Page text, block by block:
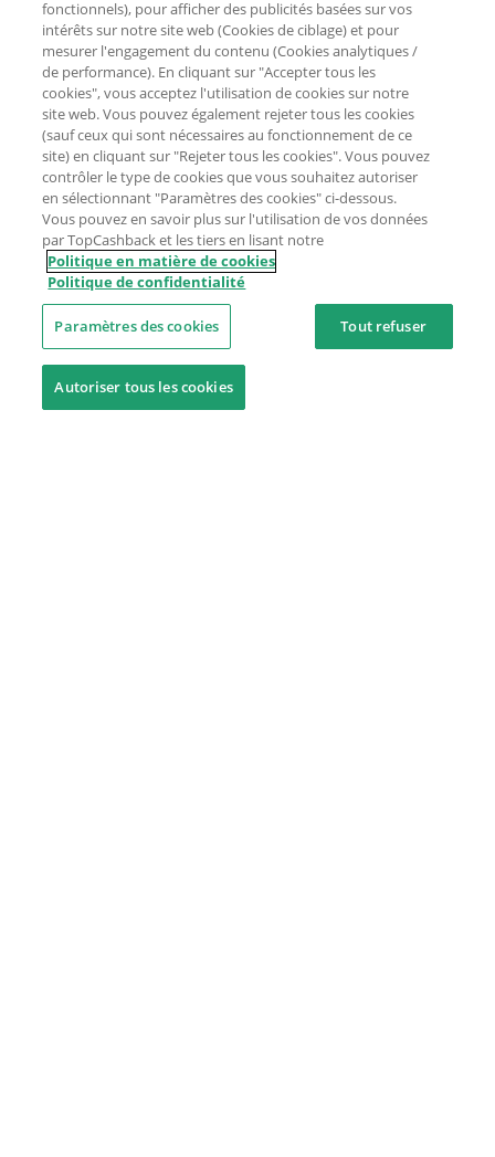
fonctionnels), pour afficher des publicités basées sur vos
intérêts sur notre site web (Cookies de ciblage) et pour
mesurer l'engagement du contenu (Cookies analytiques /
de performance). En cliquant sur "Accepter tous les
cookies", vous acceptez l'utilisation de cookies sur notre
site web. Vous pouvez également rejeter tous les cookies
(sauf ceux qui sont nécessaires au fonctionnement de ce
site) en cliquant sur "Rejeter tous les cookies". Vous pouvez
contrôler le type de cookies que vous souhaitez autoriser
en sélectionnant "Paramètres des cookies" ci-dessous.
Vous pouvez en savoir plus sur l'utilisation de vos données
par TopCashback et les tiers en lisant notre
Politique en matière de cookies
Politique de confidentialité
Paramètres des cookies Tout refuser
Autoriser tous les cookies